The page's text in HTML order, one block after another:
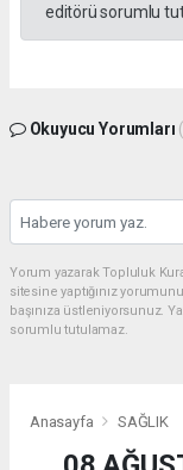
editörü sorumlu
Okuyucu Yorumları
Yorum yazarak Topluluk
sitesine yaptığınız
başınıza üstleniyorsunuz.
sorumlu tutulamaz.
Anasayfa SAĞLIK